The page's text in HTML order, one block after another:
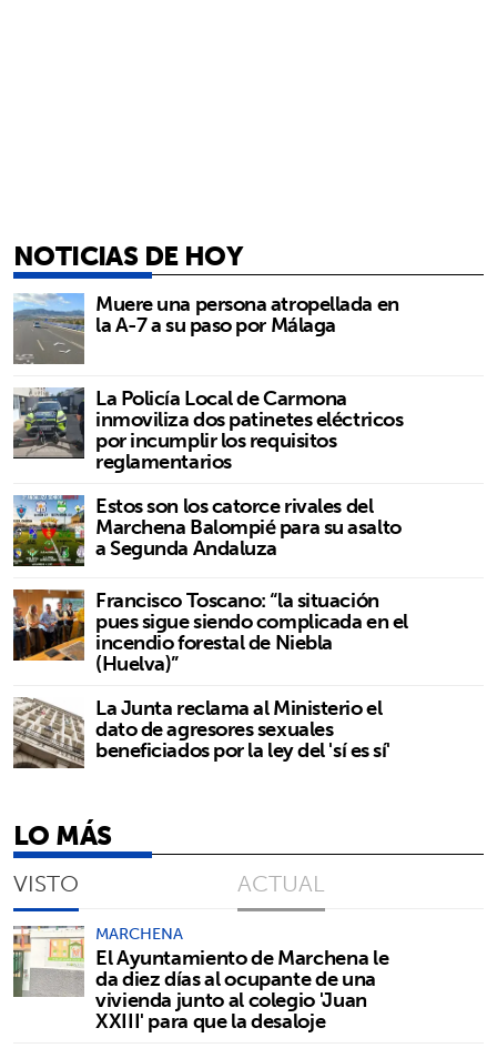
NOTICIAS DE HOY
Muere una persona atropellada en
la A-7 a su paso por Málaga
La Policía Local de Carmona
inmoviliza dos patinetes eléctricos
por incumplir los requisitos
reglamentarios
Estos son los catorce rivales del
Marchena Balompié para su asalto
a Segunda Andaluza
Francisco Toscano: “la situación
pues sigue siendo complicada en el
incendio forestal de Niebla
(Huelva)”
La Junta reclama al Ministerio el
dato de agresores sexuales
beneficiados por la ley del 'sí es sí'
LO MÁS
VISTO ACTUAL
MARCHENA
El Ayuntamiento de Marchena le
da diez días al ocupante de una
vivienda junto al colegio 'Juan
XXIII' para que la desaloje